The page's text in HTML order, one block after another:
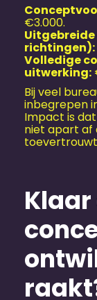
€3.000.
richtingen):
Volledige
uitwerking:
Bij veel
inbegrepen
Impact is
niet apart af
Klaar